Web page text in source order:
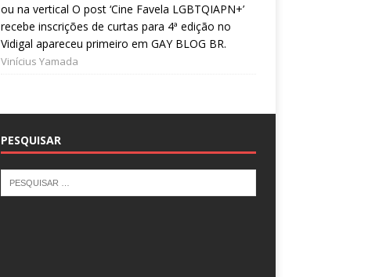
ou na vertical O post ‘Cine Favela LGBTQIAPN+’
recebe inscrições de curtas para 4ª edição no
Vidigal apareceu primeiro em GAY BLOG BR.
Vinícius Yamada
PESQUISAR